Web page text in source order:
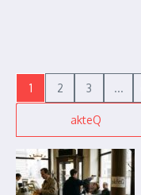
1 2 3 ...
akteQ